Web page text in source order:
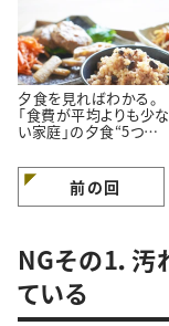
夕食を見ればわかる。
「食費が平均よりも少な
い家庭」の夕食“5つの
前の回
NGその1．
ている